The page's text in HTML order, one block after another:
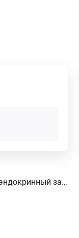
Московский эндокринный завод ФГУП